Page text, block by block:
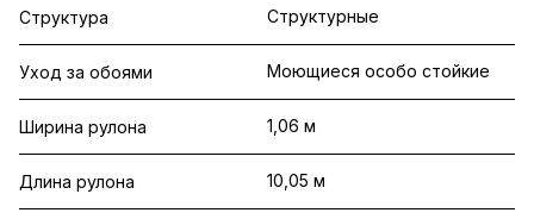
Структура Структурные
Уход за обоями Моющиеся особо стойкие
Ширина рулона 1,06 м
Длина рулона 10,05 м